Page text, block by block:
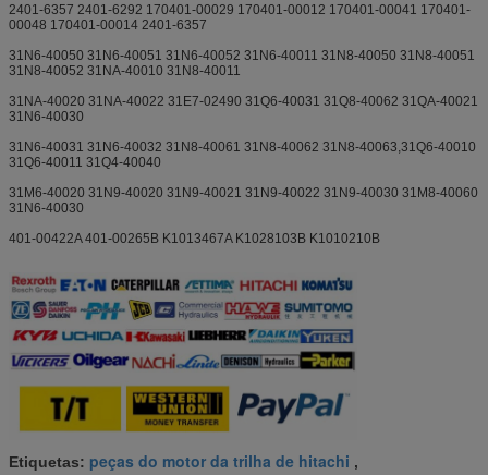
2401-6357 2401-6292 170401-00029 170401-00012 170401-00041 170401-
00048 170401-00014 2401-6357
31N6-40050 31N6-40051 31N6-40052 31N6-40011 31N8-40050 31N8-40051
31N8-40052 31NA-40010 31N8-40011
31NA-40020 31NA-40022 31E7-02490 31Q6-40031 31Q8-40062 31QA-40021
31N6-40030
31N6-40031 31N6-40032 31N8-40061 31N8-40062 31N8-40063,31Q6-40010
31Q6-40011 31Q4-40040
31M6-40020 31N9-40020 31N9-40021 31N9-40022 31N9-40030 31M8-40060
31N6-40030
401-00422A 401-00265B K1013467A K1028103B K1010210B
Etiquetas: peças do motor da trilha de hitachi ,